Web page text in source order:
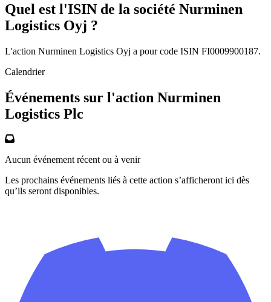
Quel est l'ISIN de la société Nurminen
Logistics Oyj ?
L'action Nurminen Logistics Oyj a pour code ISIN FI0009900187.
Calendrier
Événements sur l'action Nurminen
Logistics Plc
Aucun événement récent ou à venir
Les prochains événements liés à cette action s’afficheront ici dès
qu’ils seront disponibles.